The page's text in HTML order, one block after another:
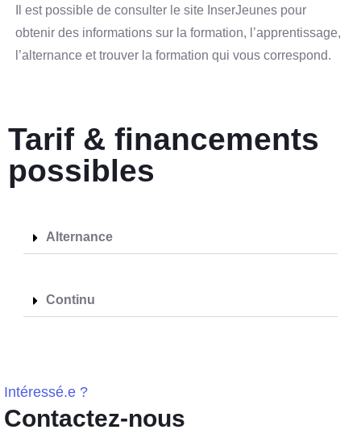
Il est possible de consulter le site InserJeunes pour
obtenir des informations sur la formation, l’apprentissage,
l’alternance et trouver la formation qui vous correspond.
Tarif & financements
possibles
Alternance
Continu
Intéressé.e ?
Contactez-nous